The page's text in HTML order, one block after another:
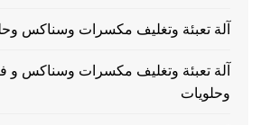
آلة تعبئة وتغليف مكسرات وسناكس
آلة تعبئة وتغليف مكسرات وسناكس
وحلويات